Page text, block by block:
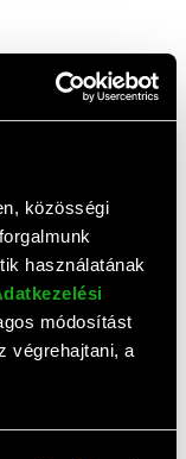
közösségi
használatának
módosítást
végrehajtani, a